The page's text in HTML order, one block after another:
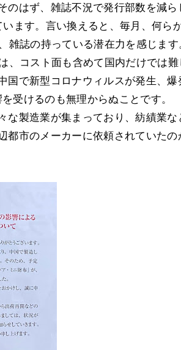
のはず、雑誌不況で発行部数を減ら
ます。言い換えると、毎月、何ら
雑誌の持っている潜在力を感じます
、コスト面も含めて国内だけでは難
国で新型コロナウィルスが発生、爆
受けるのも無理からぬことです。
な製造業が集まっており、紡績業な
都市のメーカーに依頼されていたの